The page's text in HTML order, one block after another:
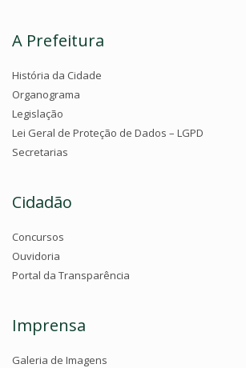
A Prefeitura
História da Cidade
Organograma
Legislação
Lei Geral de Proteção de Dados – LGPD
Secretarias
Cidadão
Concursos
Ouvidoria
Portal da Transparência
Imprensa
Galeria de Imagens